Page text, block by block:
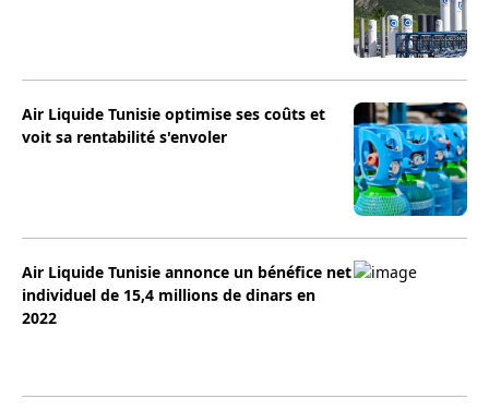
Air Liquide Tunisie optimise ses coûts et
voit sa rentabilité s'envoler
Air Liquide Tunisie annonce un bénéfice net
individuel de 15,4 millions de dinars en
2022